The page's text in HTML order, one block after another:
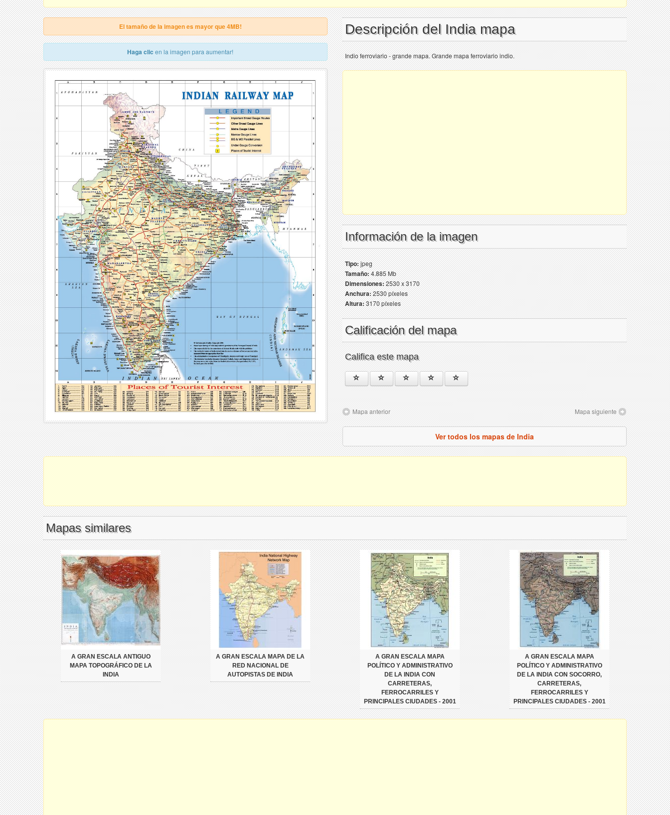
El tamaño de la imagen es mayor que 4MB!
Haga clic en la imagen para aumentar!
Descripción del India mapa
Indio ferroviario - grande mapa. Grande mapa ferroviario indio.
Información de la imagen
Tipo:jpeg
Tamaño:4.885 Mb
Dimensiones:2530 x 3170
Anchura:2530 píxeles
Altura:3170 píxeles
Calificación del mapa
Califica este mapa
Mapa anterior Mapa siguiente
Ver todos los mapas de India
Mapas similares
A GRAN ESCALA ANTIGUO
MAPA TOPOGRÁFICO DE LA
INDIA
A GRAN ESCALA MAPA DE LA
RED NACIONAL DE
AUTOPISTAS DE INDIA
A GRAN ESCALA MAPA
POLÍTICO Y ADMINISTRATIVO
DE LA INDIA CON
CARRETERAS,
FERROCARRILES Y
PRINCIPALES CIUDADES - 2001
A GRAN ESCALA MAPA
POLÍTICO Y ADMINISTRATIVO
DE LA INDIA CON SOCORRO,
CARRETERAS,
FERROCARRILES Y
PRINCIPALES CIUDADES - 2001